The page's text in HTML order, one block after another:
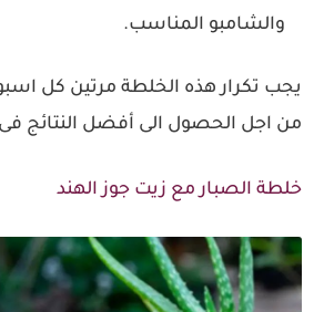
والشامبو المناسب.
يجب تكرار هذه الخلطة مرتين كل
من اجل الحصول الى أفضل النتائج
خلطة الصبار مع زيت جوز الهند